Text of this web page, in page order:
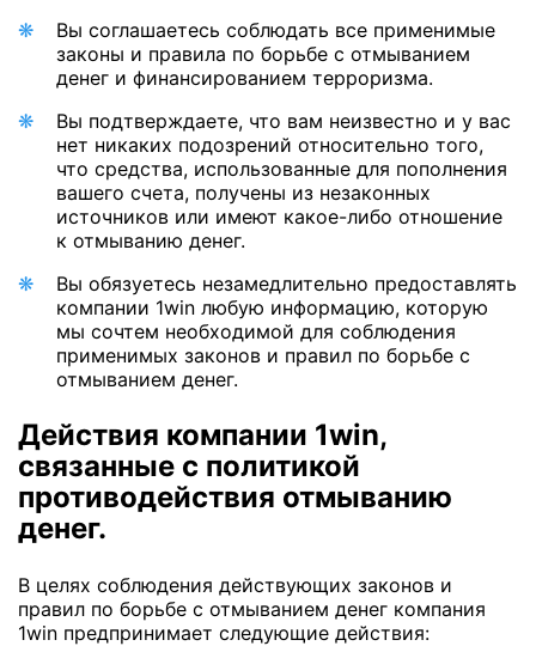
Вы соглашаетесь соблюдать все применимые
законы и правила по борьбе с отмыванием
денег и финансированием терроризма.
Вы подтверждаете, что вам неизвестно и у вас
нет никаких подозрений относительно того,
что средства, использованные для пополнения
вашего счета, получены из незаконных
источников или имеют какое-либо отношение
к отмыванию денег.
Вы обязуетесь незамедлительно предоставлять
компании 1win любую информацию, которую
мы сочтем необходимой для соблюдения
применимых законов и правил по борьбе с
отмыванием денег.
Действия компании 1win,
связанные с политикой
противодействия отмыванию
денег.
В целях соблюдения действующих законов и
правил по борьбе с отмыванием денег компания
1win предпринимает следующие действия: